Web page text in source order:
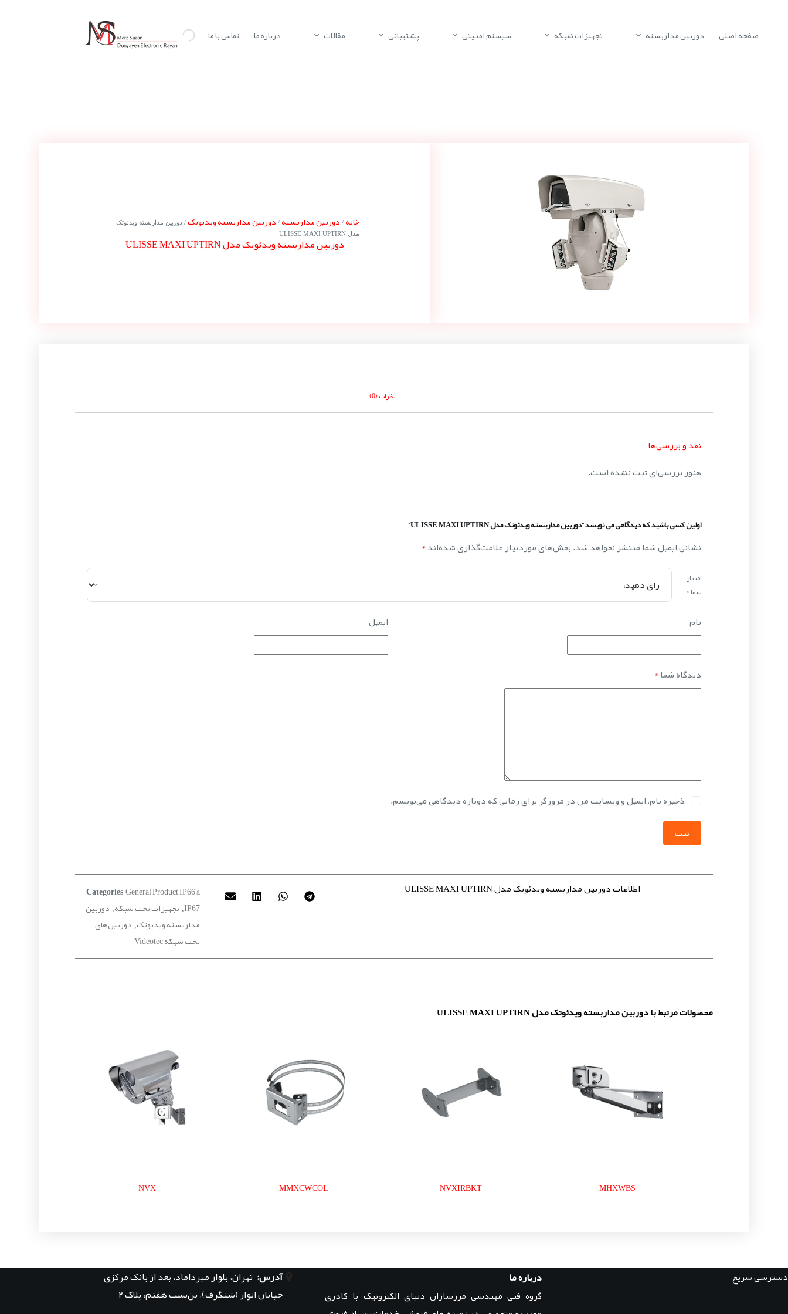
صفحه اصلی دوربین مداربسته تجهیزات شبکه سیستم امنیتی پشتیبانی مقالات درباره ما تماس با ما
خانه/ دوربین مداربسته/ دوربین مداربسته ویدیوتک/ دوربین مداربسته ویدئوتک
مدل ULISSE MAXI UPTIRN
دوربین مداربسته ویدئوتک مدل ULISSE MAXI UPTIRN
نظرات (0)
نقد و بررسی‌ها
هنوز بررسی‌ای ثبت نشده است.
اولین کسی باشید که دیدگاهی می نویسد “دوربین مداربسته ویدئوتک مدل ULISSE MAXI UPTIRN”
نشانی ایمیل شما منتشر نخواهد شد.بخش‌های موردنیاز علامت‌گذاری شده‌اند*
امتیاز
شما*
نام ایمیل
دیدگاه شما*
ذخیره نام، ایمیل و وبسایت من در مرورگر برای زمانی که دوباره دیدگاهی می‌نویسم.
ثبت
اطلاعات دوربین مداربسته ویدئوتک مدل ULISSE MAXI UPTIRN Categories General Product IP66 &
IP67
, تجهیزات تحت شبکه دوربین
مداربسته ویدیوتک, دوربین‌های
تحت شبکه Videotec
محصولات مرتبط با دوربین مداربسته ویدئوتک مدل ULISSE MAXI UPTIRN
MHXWBS
NVXIRBKT
MMXCWCOL
NVX
دسترسی سریع درباره ما
گروه فنی مهندسی مرزسازان دنیای الکترونیک با کادری
آدرس: تهران، بلوار میرداماد، بعد از بانک مرکزی
خیابان انوار (شنگرف)، بن‌بست هفتم، پلاک ۲